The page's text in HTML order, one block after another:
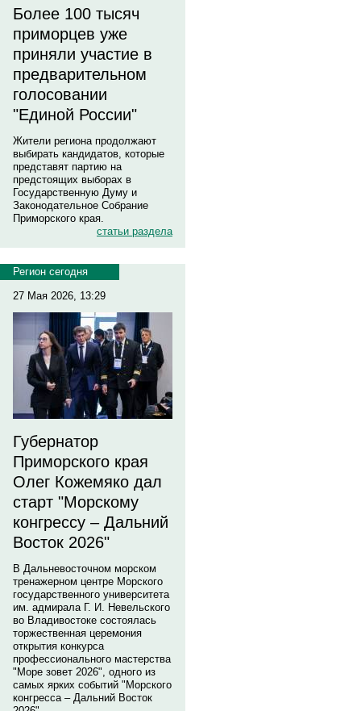
Более 100 тысяч
приморцев уже
приняли участие в
предварительном
голосовании
"Единой России"
Жители региона продолжают
выбирать кандидатов, которые
представят партию на
предстоящих выборах в
Государственную Думу и
Законодательное Собрание
Приморского края.
статьи раздела
Регион сегодня
27 Мая 2026, 13:29
Губернатор
Приморского края
Олег Кожемяко дал
старт "Морскому
конгрессу – Дальний
Восток 2026"
В Дальневосточном морском
тренажерном центре Морского
государственного университета
им. адмирала Г. И. Невельского
во Владивостоке состоялась
торжественная церемония
открытия конкурса
профессионального мастерства
"Море зовет 2026", одного из
самых ярких событий "Морского
конгресса – Дальний Восток